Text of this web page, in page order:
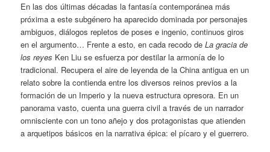
En las dos últimas décadas la fantasía contemporánea más
próxima a este subgénero ha aparecido dominada por personajes
ambiguos, diálogos repletos de poses e ingenio, continuos giros
en el argumento… Frente a esto, en cada recodo deLa gracia de
los reyes Ken Liu se esfuerza por destilar la armonía de lo
tradicional. Recupera el aire de leyenda de la China antigua en un
relato sobre la contienda entre los diversos reinos previos a la
formación de un Imperio y la nueva estructura opresora. En un
panorama vasto, cuenta una guerra civil a través de un narrador
omnisciente con un tono añejo y dos protagonistas que atienden
a arquetipos básicos en la narrativa épica: el pícaro y el guerrero.